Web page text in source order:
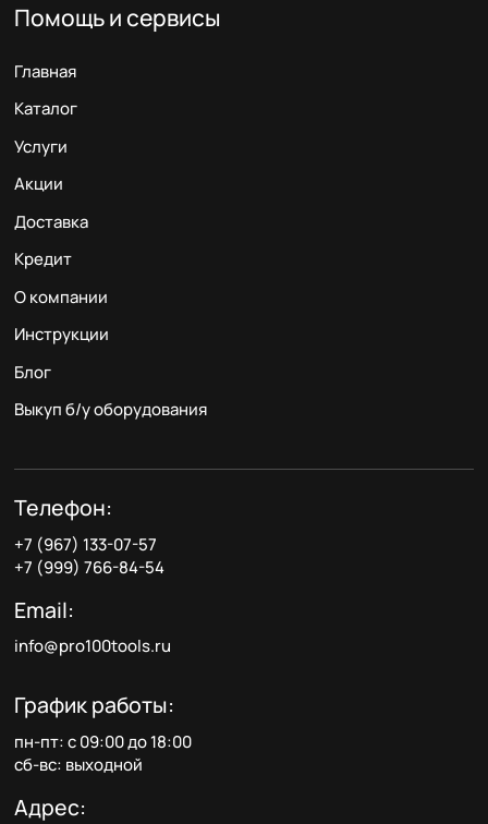
Помощь и сервисы
Главная
Каталог
Услуги
Акции
Доставка
Кредит
О компании
Инструкции
Блог
Выкуп б/у оборудования
Телефон:
+7 (967) 133-07-57
+7 (999) 766-84-54
Email:
info@pro100tools.ru
График работы:
пн-пт: с 09:00 до 18:00
сб-вс: выходной
Адрес: